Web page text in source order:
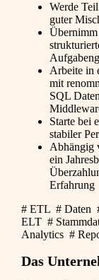
Werde
guter
Arbeite in
mit
SQL
Starte bei
stabiler
Abhängig
ein
Erfahrung
# ETL # Daten
ELT #
Analytics #
Das